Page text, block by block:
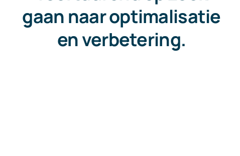
gaan naar optimalisatie
en verbetering.